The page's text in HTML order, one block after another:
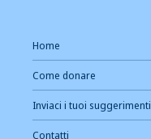
Home
Come donare
Inviaci i tuoi suggerimenti
Contatti